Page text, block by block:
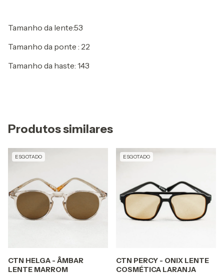
Tamanho da lente:53
Tamanho da ponte : 22
Tamanho da haste: 143
Produtos similares
ESGOTADO
CTN HELGA - ÂMBAR
LENTE MARROM
ESGOTADO
CTN PERCY - ONIX LENTE
COSMÉTICA LARANJA